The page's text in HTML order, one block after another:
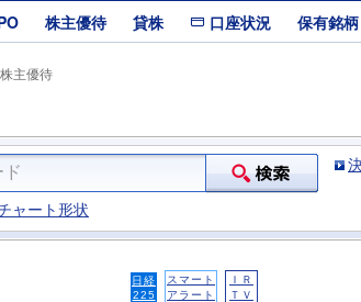
株主優待 貸株 口座状況 保有銘柄
株主優待
ャート形状
日経
225
スマート
アラート
ＩＲ
ＴＶ